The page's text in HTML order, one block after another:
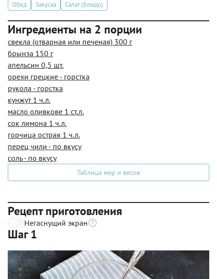
Обед Закуска Салат (блюдо)
Ингредиенты на 2 порции
свекла (отварная или печеная) 300 г
брынза 150 г
апельсин 0,5 шт.
орехи грецкие - горстка
рукола - горстка
кунжут 1 ч.л.
масло оливкове 1 ст.л.
сок лимона 1 ч.л.
горчица острая 1 ч.л.
перец чили - по вкусу
соль - по вкусу
Таблица мер и весов
Рецепт приготовления
Негаснущий экран
Шаг 1